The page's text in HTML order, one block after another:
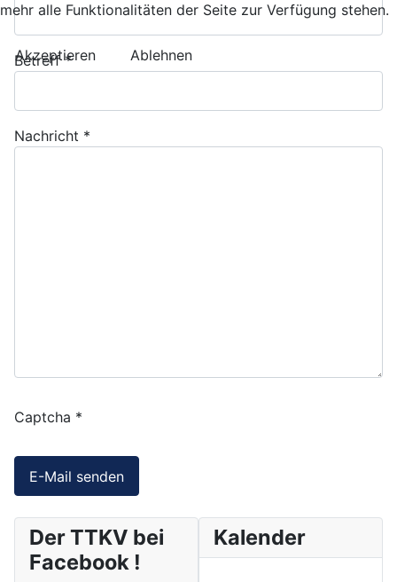
Betreff*
Nachricht *
Captcha *
E-Mail senden
Der TTKV bei
Facebook !
Kalender
mehr alle Funktionalitäten der Seite zur Verfügung stehen.
Akzeptieren Ablehnen